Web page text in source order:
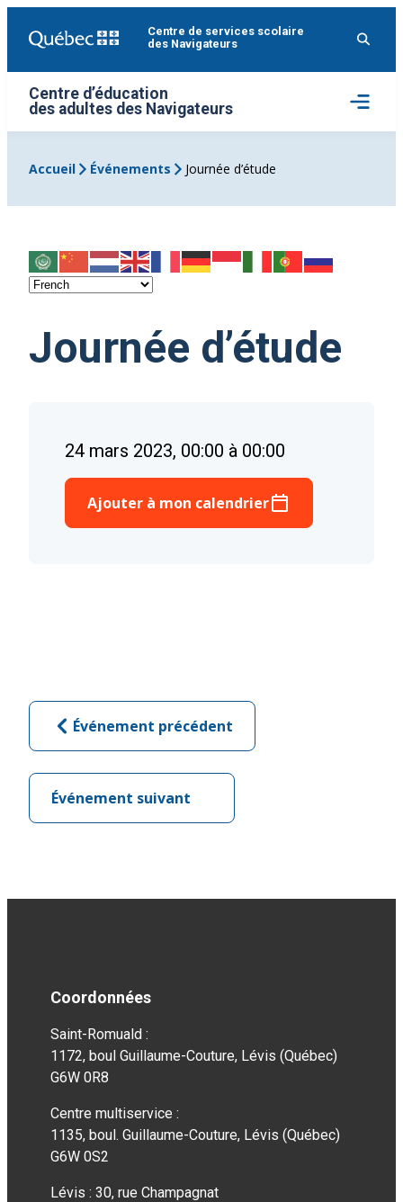
Centre de services scolaire
des Navigateurs
Centre d’éducation
des adultes des Navigateurs
Ouvrir
le
menu
Accueil Événements Journée d’étude
Journée d’étude
24 mars 2023, 00:00 à 00:00
Ajouter à mon calendrier
Événement précédent
Événement suivant
Coordonnées
Saint-Romuald :
1172, boul Guillaume-Couture, Lévis (Québec)
G6W 0R8
Centre multiservice :
1135, boul. Guillaume-Couture, Lévis (Québec)
G6W 0S2
Lévis : 30, rue Champagnat